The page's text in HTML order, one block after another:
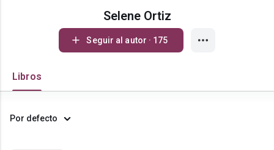
Selene Ortiz
Seguir al autor · 175
Libros
Por defecto